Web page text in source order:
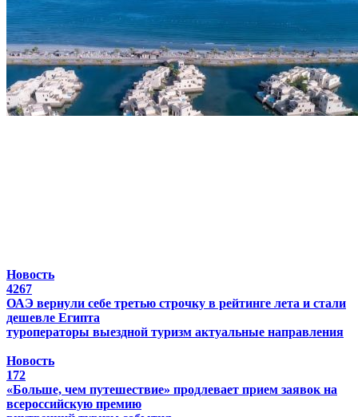
Новость
4267
ОАЭ вернули себе третью строчку в рейтинге лета и стали
дешевле Египта
туроператоры выездной туризм актуальные направления
Новость
172
«Больше, чем путешествие» продлевает прием заявок на
всероссийскую премию